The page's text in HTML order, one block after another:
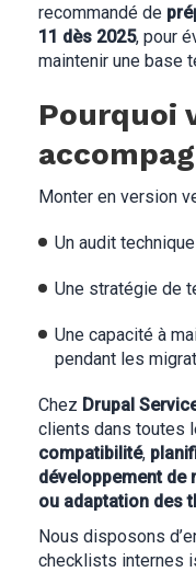
recommandé de
11 dès 2025, pour
maintenir une base
Pourquoi
Monter en version
Un audit
Une stratégie de
Une capacité à
pendant les
Chez Drupal
clients dans toutes
compatibilité,
développement de
ou adaptation des
Nous disposons
checklists internes